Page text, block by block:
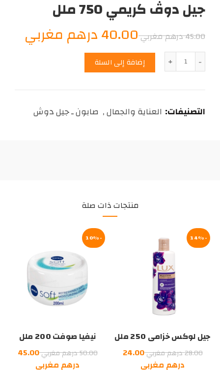
جيل دوڤ كريمي 750 ملل
45.00درهم مغربيالسعر
الأصلي
هو:
درهم
40.00درهم مغربي
الكمية إضافة إلى السلة
التصنيفات: العناية والجمال, صابون ـ جيل دوش
منتجات ذات صلة
-14%
جيل لوكس خزامى 250 ملل
28.00درهم مغربيالسعر
الأصلي
24.00
درهم مغربي
-10%
نيفيا صوفت 200 ملل
50.00درهم مغربيالسعر
الأصلي
45.00
درهم مغربي